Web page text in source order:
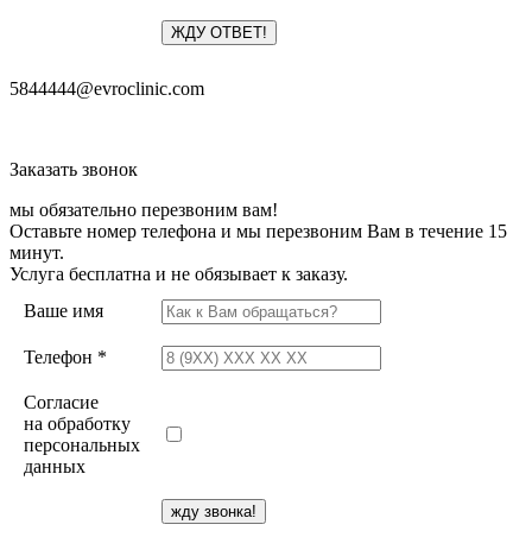
5844444@evroclinic.com
Заказать звонок
мы обязательно перезвоним вам!
Оставьте номер телефона и мы перезвоним Вам в течение 15
минут.
Услуга бесплатна и не обязывает к заказу.
Ваше имя
Телефон *
Согласие
на обработку
персональных
данных